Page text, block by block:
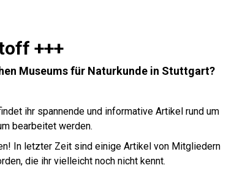
+++
Museums für Naturkunde in Stuttgart?
ihr spannende und informative Artikel rund um
bearbeitet werden.
In letzter Zeit sind einige Artikel von Mitgliedern
die ihr vielleicht noch nicht kennt.